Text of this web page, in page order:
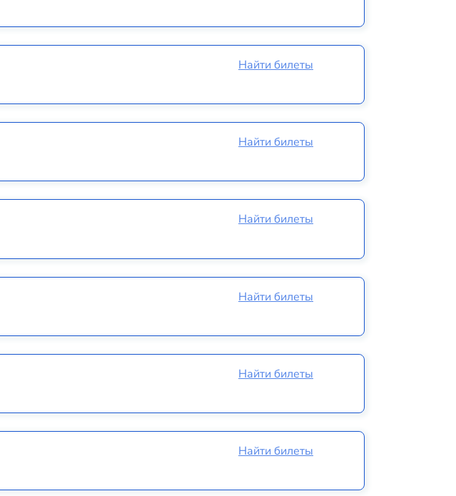
Найти билеты
Найти билеты
Найти билеты
Найти билеты
Найти билеты
Найти билеты